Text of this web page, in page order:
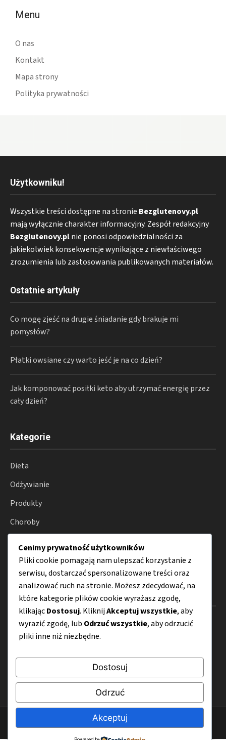
Menu
O nas
Kontakt
Mapa strony
Polityka prywatności
Użytkowniku!
Wszystkie treści dostępne na stronie Bezglutenovy.pl
mają wyłącznie charakter informacyjny. Zespół redakcyjny
Bezglutenovy.plnie ponosi odpowiedzialności za
jakiekolwiek konsekwencje wynikające z niewłaściwego
zrozumienia lub zastosowania publikowanych materiałów.
Ostatnie artykuły
Co mogę zjeść na drugie śniadanie gdy brakuje mi
pomysłów?
Płatki owsiane czy warto jeść je na co dzień?
Jak komponować posiłki keto aby utrzymać energię przez
cały dzień?
Kategorie
Dieta
Odżywianie
Produkty
Choroby
Porady
Menu
O nas
Kontakt
Mapa strony
Polityka prywatności
© 2026 Bezglutenovy.pl
Cenimy prywatność użytkowników
Pliki cookie pomagają nam ulepszać korzystanie z
serwisu, dostarczać spersonalizowane treści oraz
analizować ruch na stronie. Możesz zdecydować, na
które kategorie plików cookie wyrażasz zgodę,
klikającDostosuj. KliknijAkceptuj wszystkie, aby
wyrazić zgodę, lub Odrzuć wszystkie, aby odrzucić
pliki inne niż niezbędne.
Dostosuj
Odrzuć
Akceptuj